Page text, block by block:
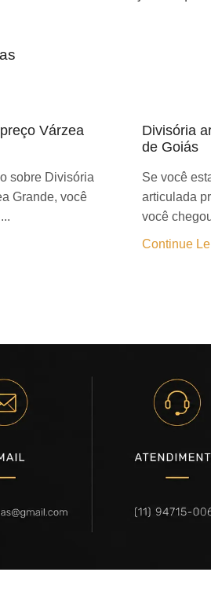
Várzea
sobre Divisória
Grande, você
Divisória
de Goiás
Se você
articulada
você
Continue